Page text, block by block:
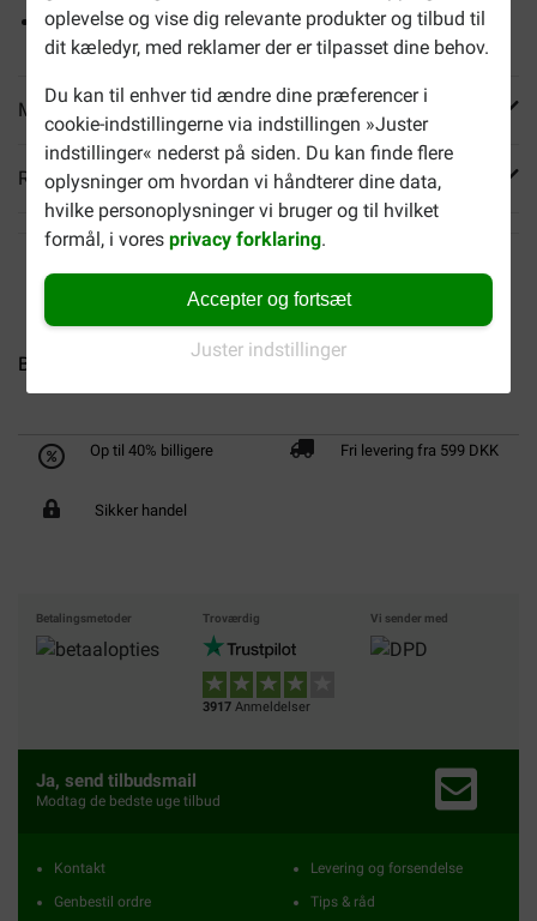
oplevelse og vise dig relevante produkter og tilbud til
dit kæledyr, med reklamer der er tilpasset dine behov.
Du kan til enhver tid ændre dine præferencer i
cookie-indstillingerne via indstillingen »Juster
indstillinger« nederst på siden. Du kan finde flere
oplysninger om hvordan vi håndterer dine data,
hvilke personoplysninger vi bruger og til hvilket
formål, i voresprivacy forklaring.
Accepter og fortsæt
Juster indstillinger
Glutenfri
Mere info
Reviews
Brekz Snacks - Svinetarm... Brekz Snacks - Lammefod...
Op til 40% billigere Fri levering fra 599 DKK
Sikker handel
Betalingsmetoder Troværdig
3917 Anmeldelser
Vi sender med
Ja, send tilbudsmail
Modtag de bedste uge tilbud
Kontakt
Genbestil ordre
Levering og forsendelse
Tips & råd